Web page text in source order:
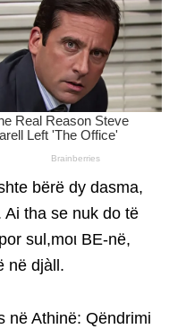
bërë dy dasma,
Ai tha se nuk do të
sul,moι BE-në,
në djàll.
në Athinë: Qëndrimi